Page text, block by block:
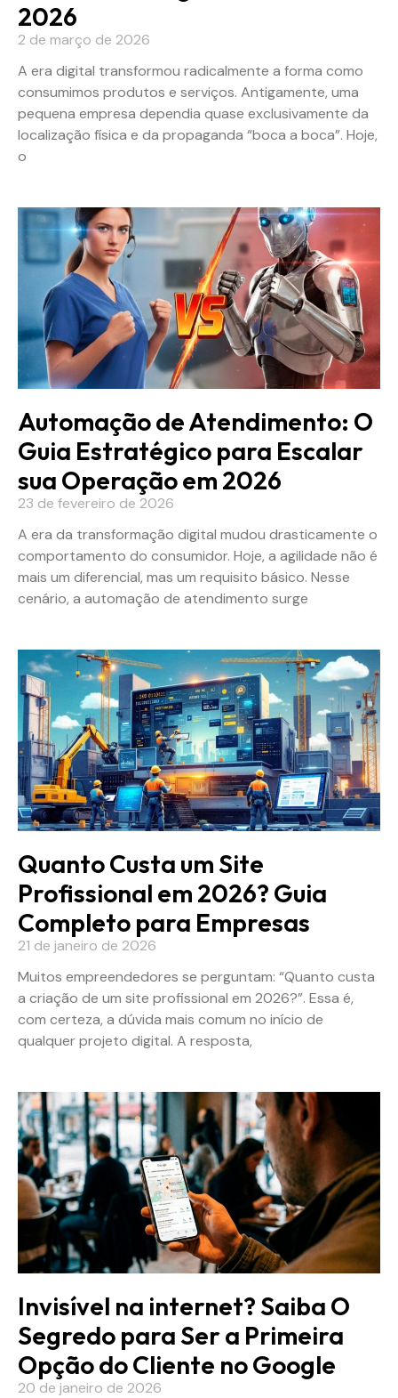
2026
2 de março de 2026
A era digital transformou radicalmente a forma como
consumimos produtos e serviços. Antigamente, uma
pequena empresa dependia quase exclusivamente da
localização física e da propaganda “boca a boca”. Hoje,
o
Automação de Atendimento: O
Guia Estratégico para Escalar
sua Operação em 2026
23 de fevereiro de 2026
A era da transformação digital mudou drasticamente o
comportamento do consumidor. Hoje, a agilidade não é
mais um diferencial, mas um requisito básico. Nesse
cenário, a automação de atendimento surge
Quanto Custa um Site
Profissional em 2026? Guia
Completo para Empresas
21 de janeiro de 2026
Muitos empreendedores se perguntam: “Quanto custa
a criação de um site profissional em 2026?”. Essa é,
com certeza, a dúvida mais comum no início de
qualquer projeto digital. A resposta,
Invisível na internet? Saiba O
Segredo para Ser a Primeira
Opção do Cliente no Google
20 de janeiro de 2026